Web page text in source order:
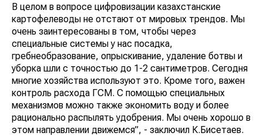
В целом в вопросе цифровизации казахстанские
картофелеводы не отстают от мировых трендов. Мы
очень заинтересованы в том, чтобы через
специальные системы у нас посадка,
гребнеобразование, опрыскивание, удаление ботвы и
уборка шли с точностью до 1-2 сантиметров. Сегодня
многие хозяйства используют это. Кроме того, важен
контроль расхода ГСМ. С помощью специальных
механизмов можно также экономить воду и более
рационально распылять удобрения. Мы очень хорошо в
этом направлении движемся”, - заключил К.Бисетаев.